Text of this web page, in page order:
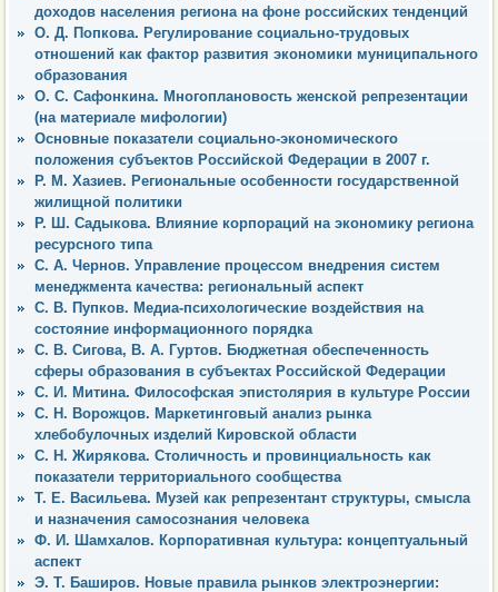
доходов населения региона на фоне российских тенденций
О. Д. Попкова. Регулирование социально-трудовых
отношений как фактор развития экономики муниципального
образования
О. С. Сафонкина. Многоплановость женской репрезентации
(на материале мифологии)
Основные показатели социально-экономического
положения субъектов Российской Федерации в 2007 г.
Р. М. Хазиев. Региональные особенности государственной
жилищной политики
Р. Ш. Садыкова. Влияние корпораций на экономику региона
ресурсного типа
С. А. Чернов. Управление процессом внедрения систем
менеджмента качества: региональный аспект
С. В. Пупков. Медиа-психологические воздействия на
состояние информационного порядка
С. В. Сигова, В. А. Гуртов. Бюджетная обеспеченность
сферы образования в субъектах Российской Федерации
С. И. Митина. Философская эпистолярия в культуре России
С. Н. Ворожцов. Маркетинговый анализ рынка
хлебобулочных изделий Кировской области
С. Н. Жирякова. Столичность и провинциальность как
показатели территориального сообщества
Т. Е. Васильева. Музей как репрезентант структуры, смысла
и назначения самосознания человека
Ф. И. Шамхалов. Корпоративная культура: концептуальный
аспект
Э. Т. Баширов. Новые правила рынков электроэнергии: